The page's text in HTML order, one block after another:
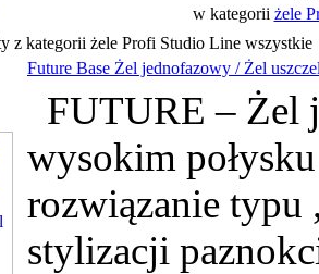
w kategorii żele
z kategorii żele Profi Studio Line wszystkie
Future Base Żel jednofazowy / Żel
FUTURE – Żel
wysokim
rozwiązanie typu
stylizacji